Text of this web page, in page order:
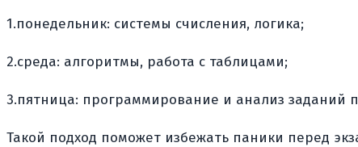
1.понедельник: системы счисления, логика;
2.среда: алгоритмы, работа с таблицами;
3.пятница: программирование и анализ заданий
Такой подход поможет избежать паники перед